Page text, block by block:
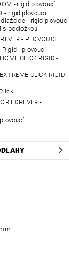
- rigid plovoucí
- rigid plovoucí
- rigid plovoucí
s podložkou
- PLOVOUCÍ
- plovoucí
CLICK RIGID -
CLICK RIGID -
FOREVER -